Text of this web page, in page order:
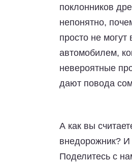
поклонников
непонятно,
просто не могут
автомобилем,
невероятные
дают повода
А как вы
внедорожник?
Поделитесь с